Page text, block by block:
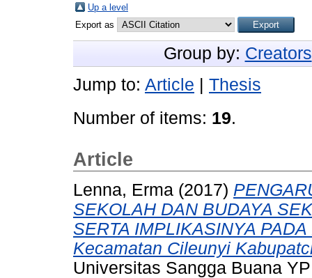
Up a level
Export as
Group by: Creators
Jump to: Article
Thesis
Number of items: 19.
Article
Lenna, Erma (2017)
SEKOLAH DAN BUDAYA
SERTA IMPLIKASINYA
Kecamatan Cileunyi
Universitas Sangga Buana